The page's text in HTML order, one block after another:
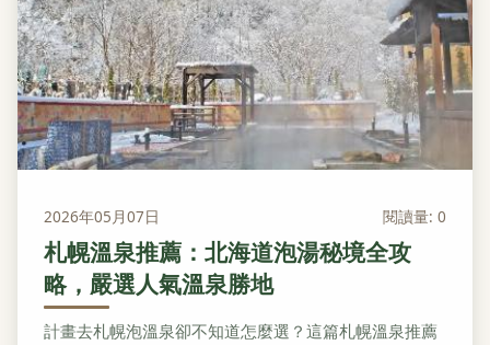
2026年05月07日 閱讀量: 0
札幌溫泉推薦：北海道泡湯秘境全攻
略，嚴選人氣溫泉勝地
計畫去札幌泡溫泉卻不知道怎麼選？這篇札幌溫泉推薦